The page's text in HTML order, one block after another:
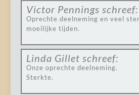
Victor Pennings schreef:
Oprechte deelneming en veel
moeilijke tijden.
Linda Gillet schreef:
Onze oprechte deelneming.
Sterkte.